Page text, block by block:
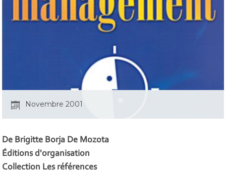
Novembre 2001
De Brigitte Borja De Mozota
Éditions d'organisation
Collection Les références